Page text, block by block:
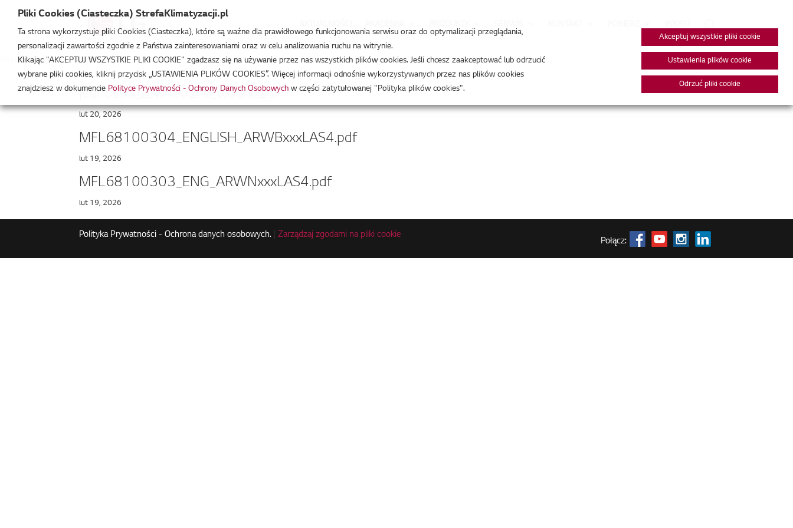
Strefa Klimatyzacji /MV WATER IV
jednostki_zewnetrzne_wodne.zip
lut 20, 2026
MFL68100304_ENGLISH_ARWBxxxLAS4.pdf
lut 19, 2026
MFL68100303_ENG_ARWNxxxLAS4.pdf
lut 19, 2026
Polityka Prywatności - Ochrona danych osobowych. |Zarządzaj zgodami na pliki cookie
Połącz:
Pliki Cookies (Ciasteczka) StrefaKlimatyzacji.pl
Ta strona wykorzystuje pliki Cookies (Ciasteczka), które są ważne dla prawidłowego funkcjonowania serwisu oraz do optymalizacji przeglądania,
personalizacji zawartości zgodnie z Państwa zainteresowaniami oraz w celu analizowania ruchu na witrynie.
Klikając "AKCEPTUJ WSZYSTKIE PLIKI COOKIE" zgadzasz się na używanie przez nas wszystkich plików cookies. Jeśli chcesz zaakceptować lub odrzucić
wybrane pliki cookies, kliknij przycisk „USTAWIENIA PLIKÓW COOKIES”. Więcej informacji odnośnie wykorzystywanych przez nas plików cookies
znajdziesz w dokumencie Polityce Prywatności - Ochrony Danych Osobowych w części zatytułowanej "Polityka plików cookies".
Akceptuj wszystkie pliki cookie
Ustawienia plików cookie
Odrzuć pliki cookie